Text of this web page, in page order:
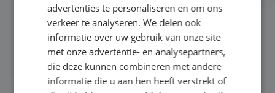
advertenties te personaliseren en om ons
verkeer te analyseren. We delen ook
informatie over uw gebruik van onze site
met onze advertentie- en analysepartners,
die deze kunnen combineren met andere
informatie die u aan hen heeft verstrekt of